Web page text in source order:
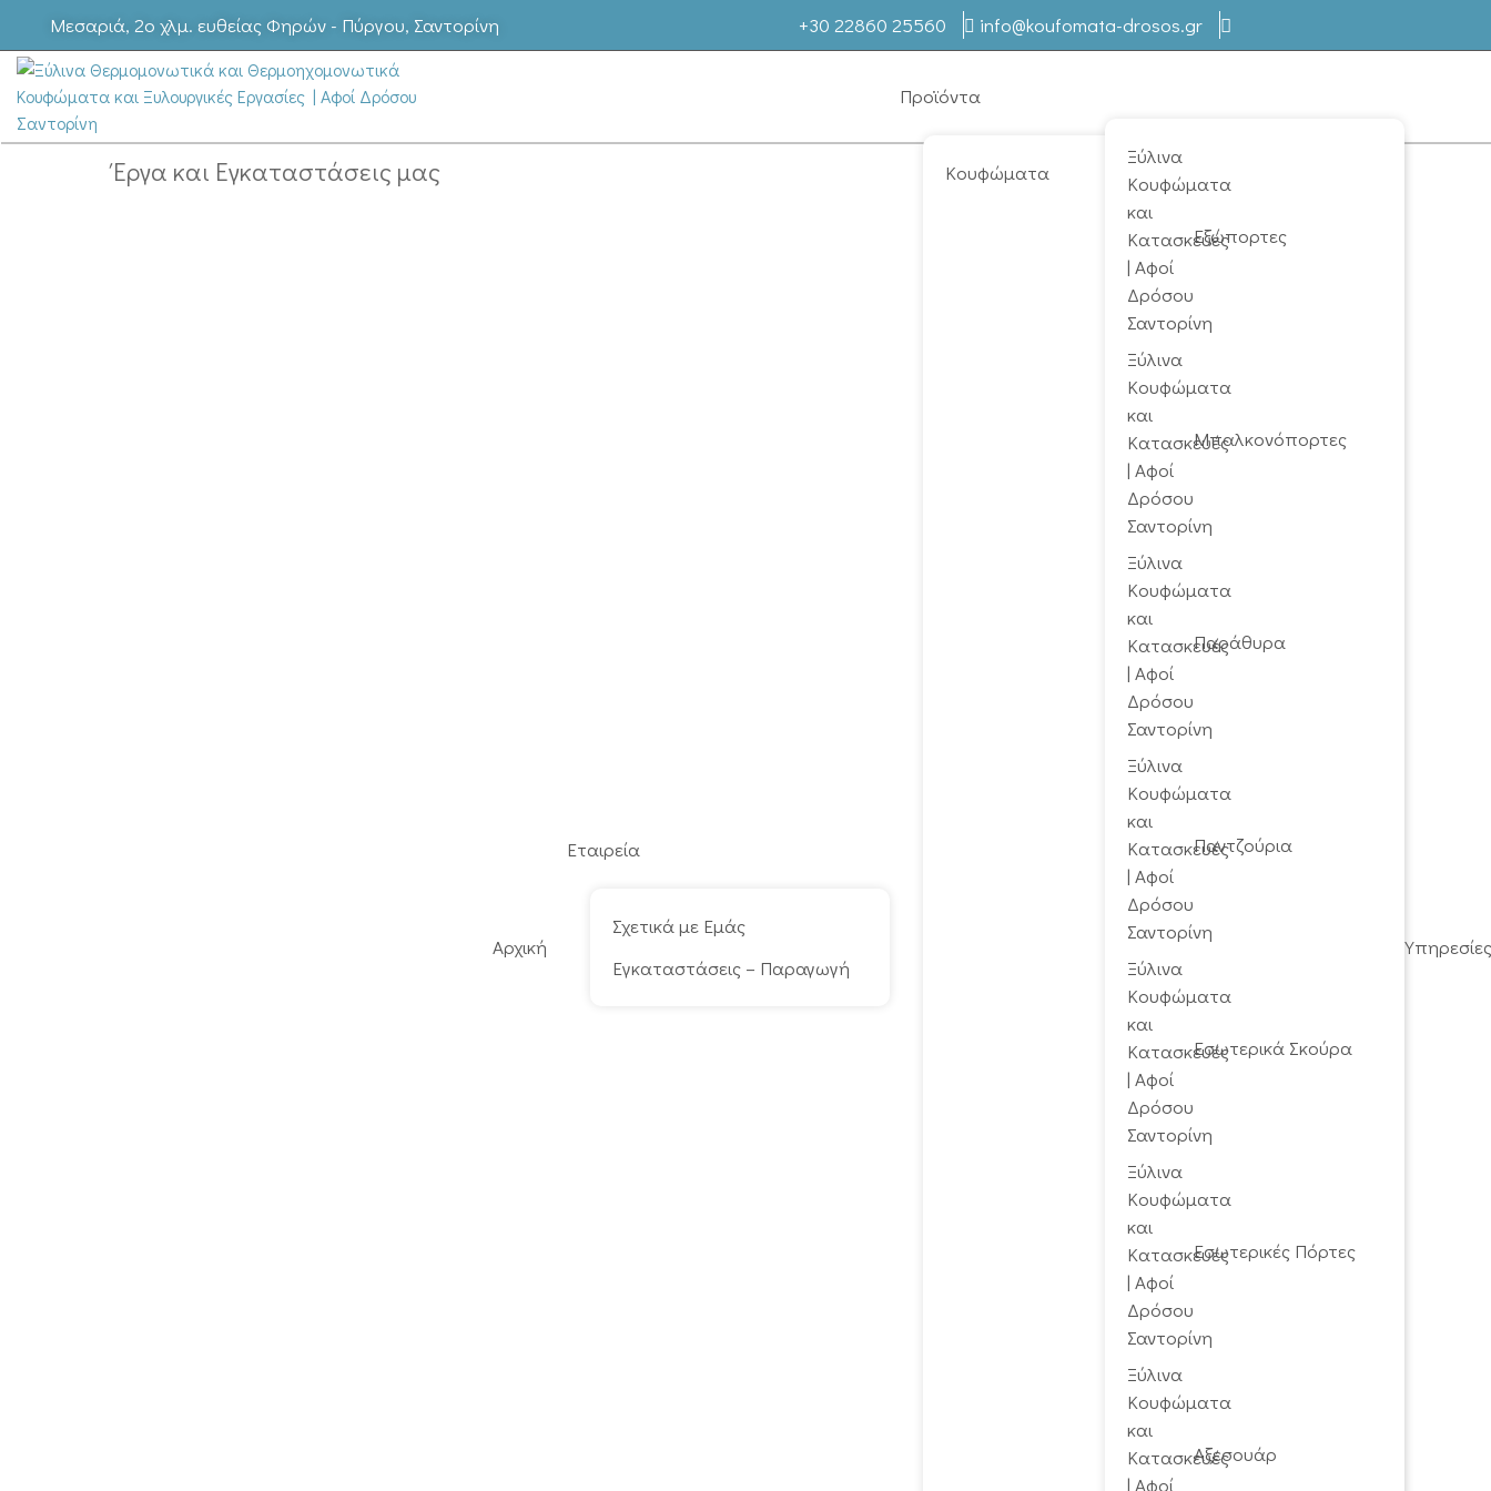
Μεσαριά, 2ο χλμ. ευθείας Φηρών - Πύργου, Σαντορίνη +30 22860 25560 info@koufomata-drosos.gr
Αρχική
Εταιρεία
Σχετικά με Εμάς
Εγκαταστάσεις – Παραγωγή
Προϊόντα
Κουφώματα
Εξώπορτες
Μπαλκονόπορτες
Παράθυρα
Παντζούρια
Εσωτερικά Σκούρα
Εσωτερικές Πόρτες
Αξεσουάρ
Υπηρεσίες
Έργα και Εγκαταστάσεις μας